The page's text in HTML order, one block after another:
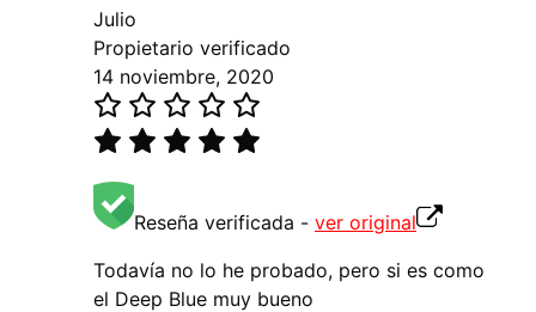
Julio
Propietario verificado
14 noviembre, 2020
Reseña verificada - ver original
Todavía no lo he probado, pero si es como
el Deep Blue muy bueno